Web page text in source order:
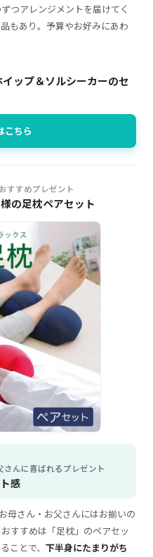
つアレンジメントを届けてく
もあり。予算やお好みにあわ
ップ＆ソルシーカーのセ
こちら
すすめプレゼント
の足枕ペアセット
んに喜ばれるプレゼント
感
母さん・お父さんにはお揃いの
すすめは「足枕」のペアセッ
ことで、 下半身にたまりがち